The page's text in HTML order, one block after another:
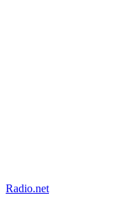
Radio.net